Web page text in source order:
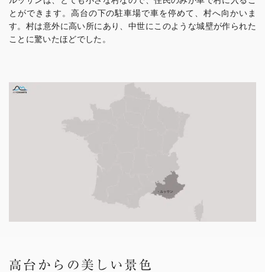
とができます。高台の下の駐車場で車を停めて、村へ向かいま
す。村は意外に高い所にあり、中世にこのような城壁が作られた
ことに驚いたほどでした。
高台からの美しい景色